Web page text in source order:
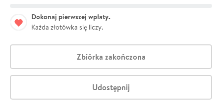
Dokonaj pierwszej wpłaty.
Każda złotówka się liczy.
Zbiórka zakończona
Udostępnij